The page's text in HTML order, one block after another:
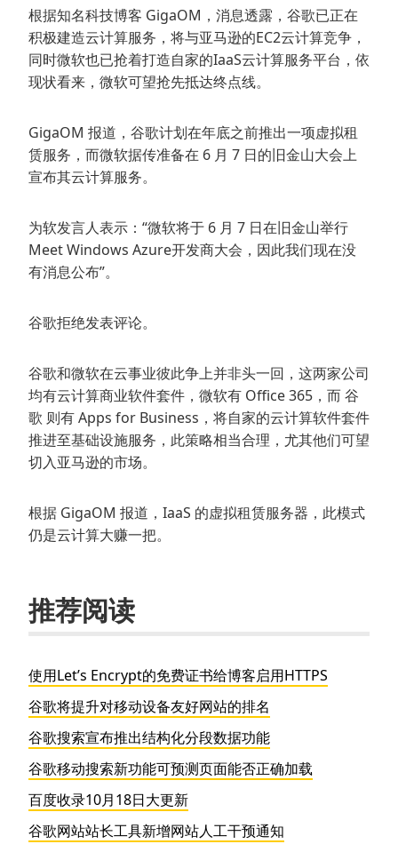
根据知名科技博客 GigaOM，消息透露，谷歌已正在
积极建造云计算服务，将与亚马逊的EC2云计算竞争，
同时微软也已抢着打造自家的IaaS云计算服务平台，依
现状看来，微软可望抢先抵达终点线。
GigaOM 报道，谷歌计划在年底之前推出一项虚拟租
赁服务，而微软据传准备在 6 月 7 日的旧金山大会上
宣布其云计算服务。
为软发言人表示：“微软将于 6 月 7 日在旧金山举行
Meet Windows Azure开发商大会，因此我们现在没
有消息公布”。
谷歌拒绝发表评论。
谷歌和微软在云事业彼此争上并非头一回，这两家公司
均有云计算商业软件套件，微软有 Office 365，而 谷
歌 则有 Apps for Business，将自家的云计算软件套件
推进至基础设施服务，此策略相当合理，尤其他们可望
切入亚马逊的市场。
根据 GigaOM 报道，IaaS 的虚拟租赁服务器，此模式
仍是云计算大赚一把。
推荐阅读
使用Let’s Encrypt的免费证书给博客启用HTTPS
谷歌将提升对移动设备友好网站的排名
谷歌搜索宣布推出结构化分段数据功能
谷歌移动搜索新功能可预测页面能否正确加载
百度收录10月18日大更新
谷歌网站站长工具新增网站人工干预通知